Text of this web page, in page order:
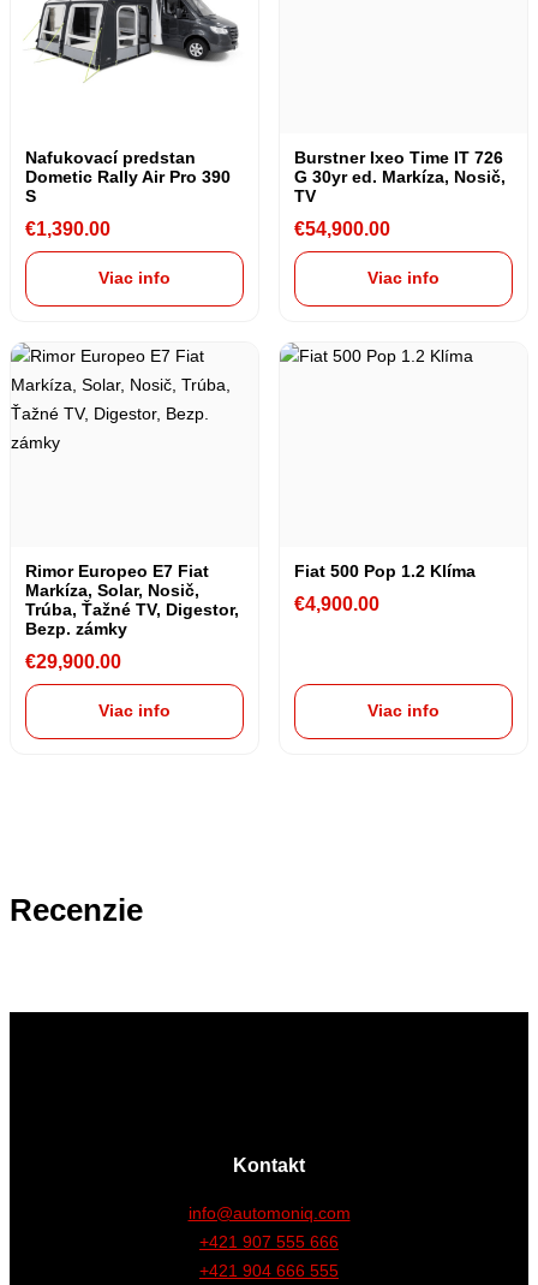
Nafukovací predstan
Dometic Rally Air Pro 390
S
€1,390.00
Viac info
Burstner Ixeo Time IT 726
G 30yr ed. Markíza, Nosič,
TV
€54,900.00
Viac info
Rimor Europeo E7 Fiat
Markíza, Solar, Nosič,
Trúba, Ťažné TV, Digestor,
Bezp. zámky
€29,900.00
Viac info
Fiat 500 Pop 1.2 Klíma
€4,900.00
Viac info
Recenzie
Kontakt
info@automoniq.com
+421 907 555 666
+421 904 666 555